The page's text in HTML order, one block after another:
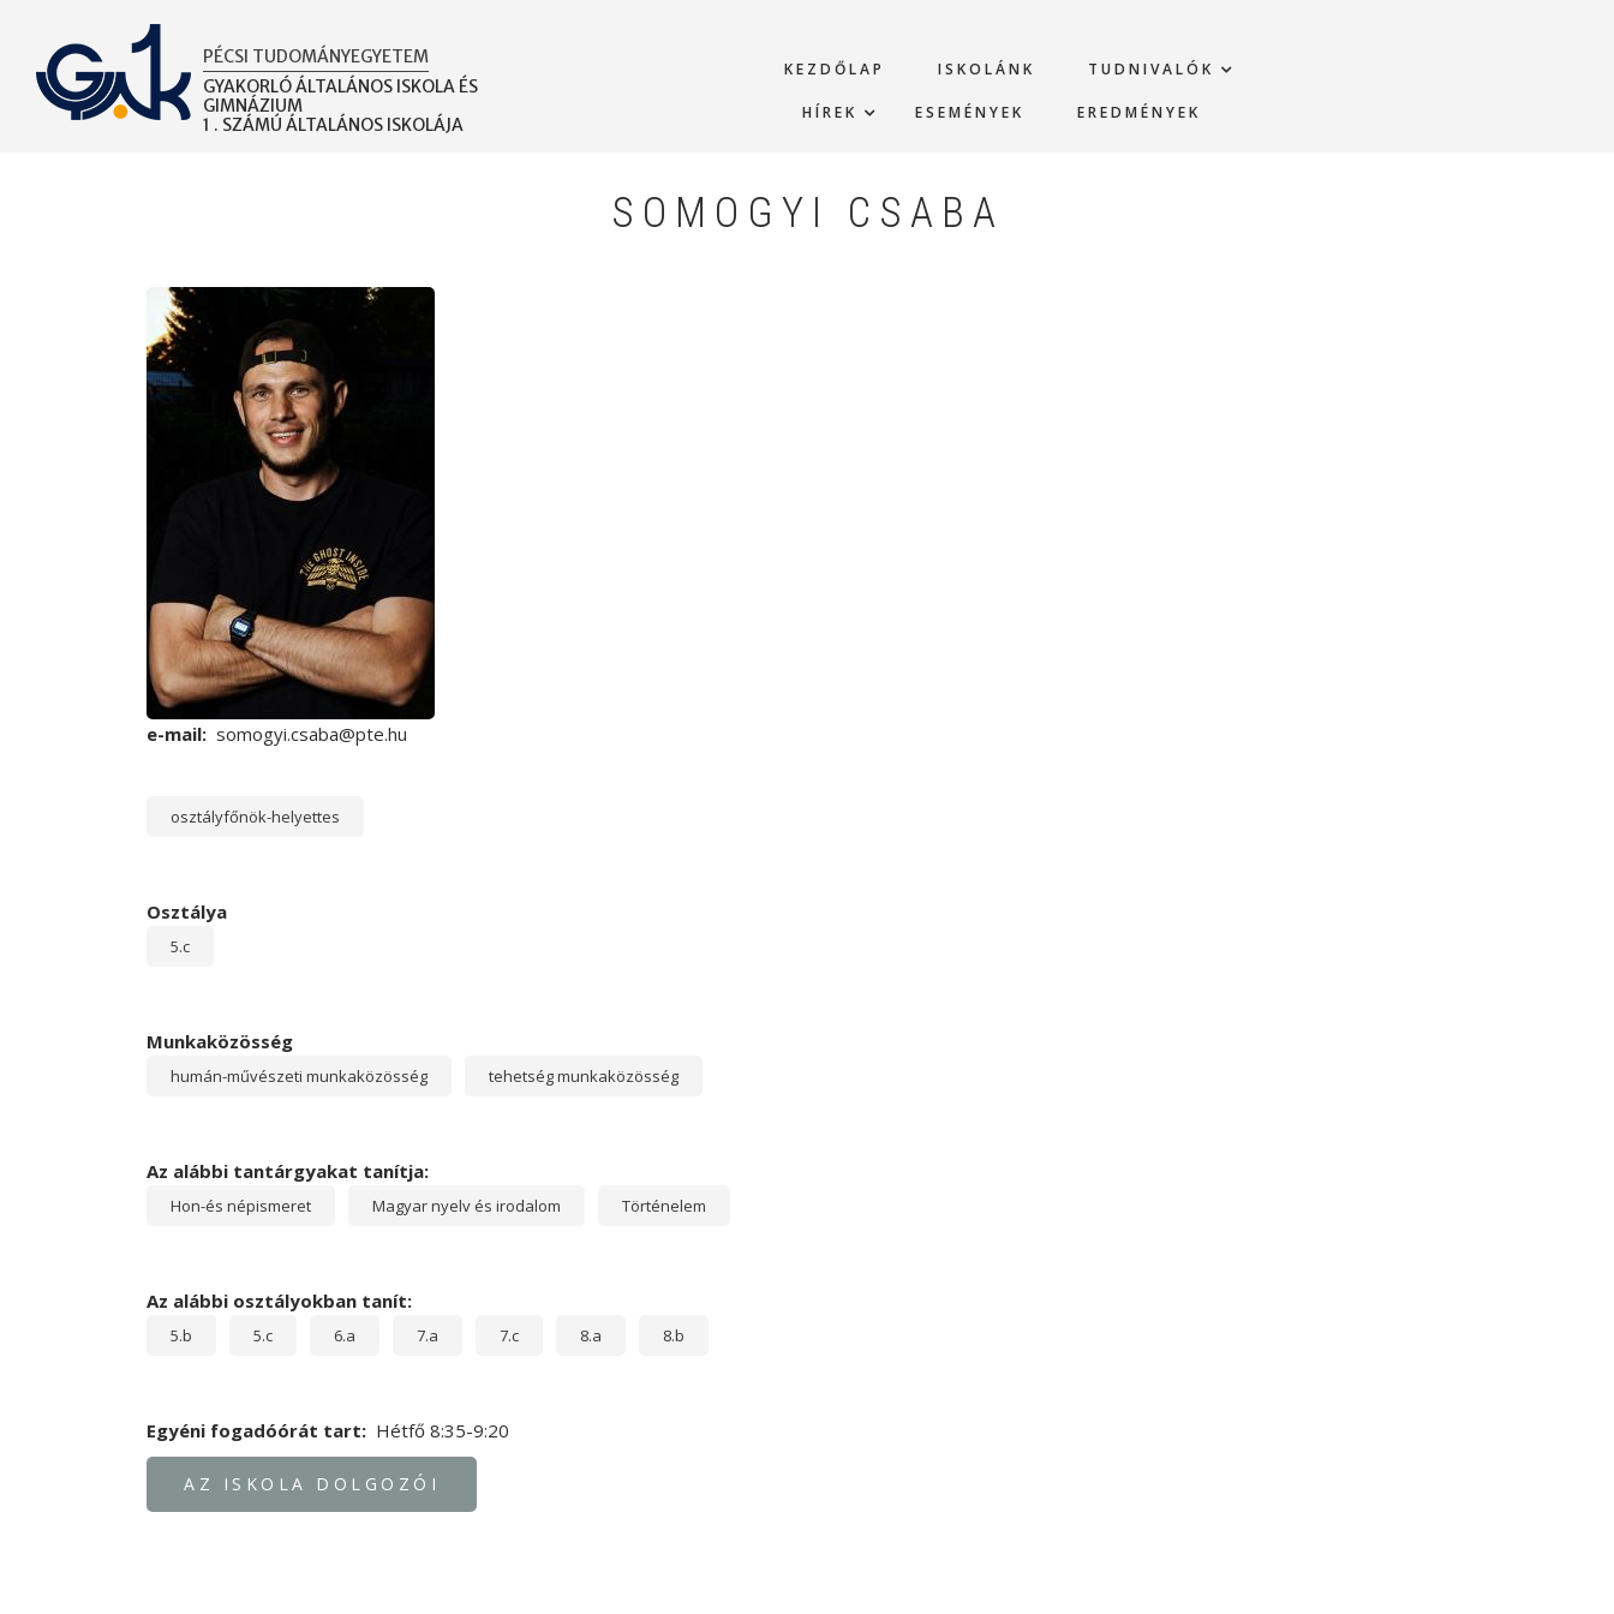
tartalomra
PÉCSI TUDOMÁNYEGYETEM
GYAKORLÓ ÁLTALÁNOS ISKOLA ÉS
GIMNÁZIUM
1 . SZÁMÚ ÁLTALÁNOS ISKOLÁJA
KEZDŐLAP ISKOLÁNK TUDNIVALÓK
HÍREK ESEMÉNYEK EREDMÉNYEK
SOMOGYI CSABA
e-mail somogyi.csaba@pte.hu
osztályfőnök-helyettes
Osztálya
5.c
Munkaközösség
humán-művészeti munkaközösség tehetség munkaközösség
Az alábbi tantárgyakat tanítja:
Hon-és népismeret Magyar nyelv és irodalom Történelem
Az alábbi osztályokban tanít:
5.b 5.c 6.a 7.a 7.c 8.a 8.b
Egyéni fogadóórát tart Hétfő 8:35-9:20